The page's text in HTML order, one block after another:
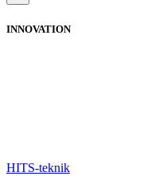
INNOVATION
HITS-teknik